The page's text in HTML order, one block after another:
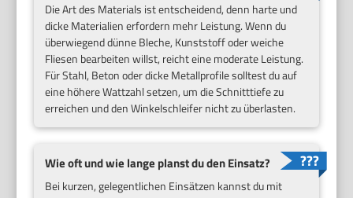
Die Art des Materials ist entscheidend, denn harte und
dicke Materialien erfordern mehr Leistung. Wenn du
überwiegend dünne Bleche, Kunststoff oder weiche
Fliesen bearbeiten willst, reicht eine moderate Leistung.
Für Stahl, Beton oder dicke Metallprofile solltest du auf
eine höhere Wattzahl setzen, um die Schnitttiefe zu
erreichen und den Winkelschleifer nicht zu überlasten.
Wie oft und wie lange planst du den Einsatz?
Bei kurzen, gelegentlichen Einsätzen kannst du mit